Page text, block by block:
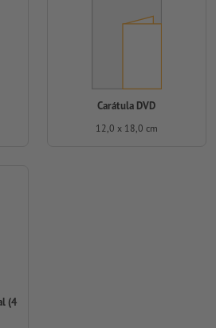
Carátula DVD
12,0 x 18,0 cm
(4